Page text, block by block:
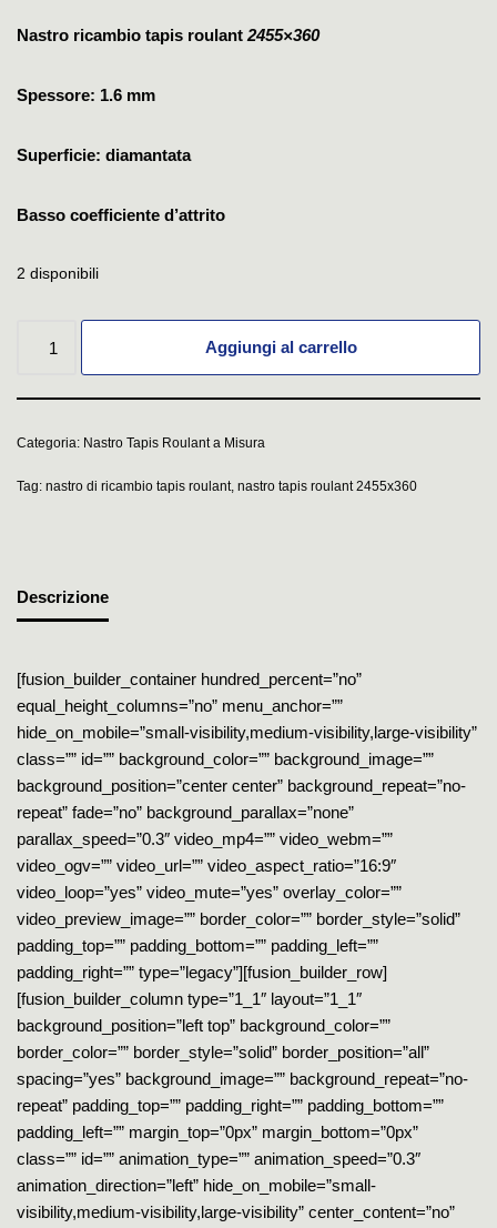
Nastro ricambio tapis roulant 2455×360
Spessore: 1.6 mm
Superficie: diamantata
Basso coefficiente d’attrito
2 disponibili
Aggiungi al carrello
Categoria: Nastro Tapis Roulant a Misura
Tag: nastro di ricambio tapis roulant, nastro tapis roulant 2455x360
Descrizione
[fusion_builder_container hundred_percent=”no”
equal_height_columns=”no” menu_anchor=””
hide_on_mobile=”small-visibility,medium-visibility,large-visibility”
class=”” id=”” background_color=”” background_image=””
background_position=”center center” background_repeat=”no-
repeat” fade=”no” background_parallax=”none”
parallax_speed=”0.3″ video_mp4=”” video_webm=””
video_ogv=”” video_url=”” video_aspect_ratio=”16:9″
video_loop=”yes” video_mute=”yes” overlay_color=””
video_preview_image=”” border_color=”” border_style=”solid”
padding_top=”” padding_bottom=”” padding_left=””
padding_right=”” type=”legacy”][fusion_builder_row]
[fusion_builder_column type=”1_1″ layout=”1_1″
background_position=”left top” background_color=””
border_color=”” border_style=”solid” border_position=”all”
spacing=”yes” background_image=”” background_repeat=”no-
repeat” padding_top=”” padding_right=”” padding_bottom=””
padding_left=”” margin_top=”0px” margin_bottom=”0px”
class=”” id=”” animation_type=”” animation_speed=”0.3″
animation_direction=”left” hide_on_mobile=”small-
visibility,medium-visibility,large-visibility” center_content=”no”